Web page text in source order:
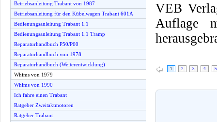
Betriebsanleitung Trabant von 1987
Betriebsanleitung für den Kübelwagen Trabant 601A
Bedienungsanleitung Trabant 1.1
Bedienungsanleitung Trabant 1.1 Tramp
Reparaturhandbuch P50/P60
Reparaturhandbuch von 1978
Reparaturhandbuch (Weiterentwicklung)
Whims von 1979
Whims von 1990
Ich fahre einen Trabant
Ratgeber Zweitaktmotoren
Ratgeber Trabant
VEB
Auflage
1 2 3 4 5